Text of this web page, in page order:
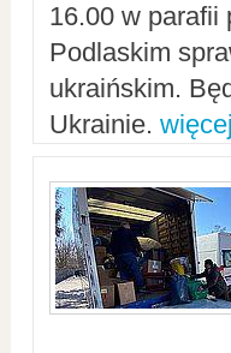
16.00 w parafii
Podlaskim
ukraińskim.
Ukrainie.